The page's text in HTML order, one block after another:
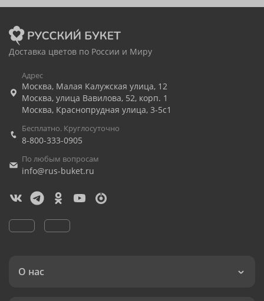
Доставка цветов по России и Миру
Адрес
Москва, Малая Калужская улица, 12
Москва, улица Вавилова, 52, корп. 1
Москва, Краснопрудная улица, 3-5с1
Бесплатно. Круглосуточно
8-800-333-0905
По любым вопросам
info@rus-buket.ru
О нас